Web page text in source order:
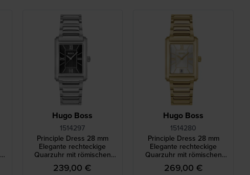
Hugo Boss
1514297
Principle Dress 28 mm
Elegante rechteckige
Quarzuhr mit römischen
Indizes
239,00 €
Hugo Boss
1514280
Principle Dress 28 mm
Elegante rechteckige
Quarzuhr mit römischen
Indizes
269,00 €